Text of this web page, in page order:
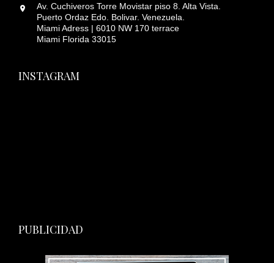
Av. Cuchiveros Torre Movistar piso 8. Alta Vista.
Puerto Ordaz Edo. Bolivar. Venezuela.
Miami Adress | 6010 NW 170 terrace
Miami Florida 33015
INSTAGRAM
PUBLICIDAD